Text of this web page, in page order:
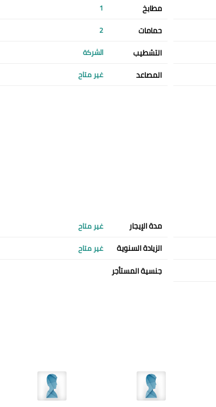
مطابخ 1
حمامات 2
التشطيب الشركة
المصاعد غير متاح
مدة الإيجار غير متاح
الزيادة السنوية غير متاح
جنسية المستأجر